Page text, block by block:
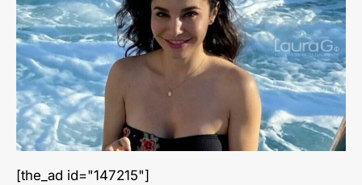
[the_ad id="147215"]